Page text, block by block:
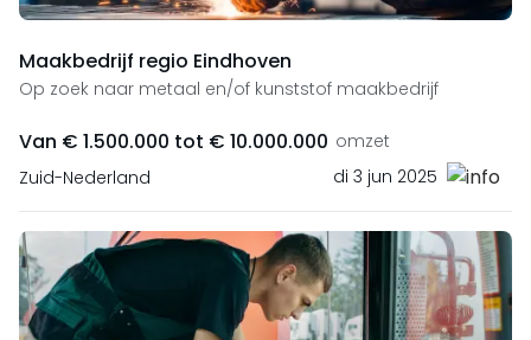
Maakbedrijf regio Eindhoven
Op zoek naar metaal en/of kunststof maakbedrijf
Van € 1.500.000 tot € 10.000.000 omzet
Zuid-Nederland
di 3 jun 2025